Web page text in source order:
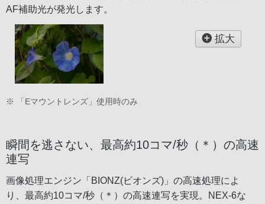
AF補助光が発光します。
拡大
※ 「Eマウントレンズ」使用時のみ
瞬間を逃さない、最高約10コマ/秒（＊）の高速
連写
画像処理エンジン「BIONZ(ビオンズ)」の高速処理によ
り、最高約10コマ/秒（＊）の高速連写を実現。NEX-6な